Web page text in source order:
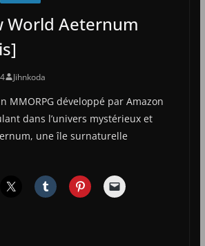
World Aeternum
Jihnkoda
MMORPG développé par Amazon
dans l’univers mystérieux et
une île surnaturelle